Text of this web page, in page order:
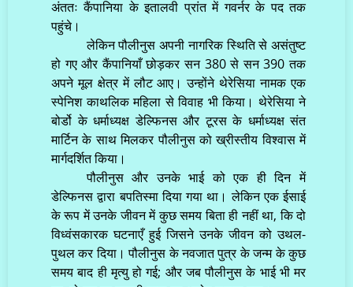
अंततः कैंपानिया के इतालवी प्रांत में गवर्नर के पद तक
पहुंचे।
लेकिन पौलीनुस अपनी नागरिक स्थिति से असंतुष्ट
हो गए और कैंपानियाँ छोड़कर सन 380 से सन 390 तक
अपने मूल क्षेत्र में लौट आए। उन्होंने थेरेसिया नामक एक
स्पेनिश काथलिक महिला से विवाह भी किया। थेरेसिया ने
बोर्डो के धर्माध्यक्ष डेल्फिनस और टूरस के धर्माध्यक्ष संत
मार्टिन के साथ मिलकर पौलीनुस को ख्रीस्तीय विश्वास में
मार्गदर्शित किया।
पौलीनुस और उनके भाई को एक ही दिन में
डेल्फिनस द्वारा बपतिस्मा दिया गया था। लेकिन एक ईसाई
के रूप में उनके जीवन में कुछ समय बिता ही नहीं था, कि दो
विध्वंसकारक घटनाएँ हुई जिसने उनके जीवन को उथल-
पुथल कर दिया। पौलीनुस के नवजात पुत्र के जन्म के कुछ
समय बाद ही मृत्यु हो गई; और जब पौलीनुस के भाई भी मर